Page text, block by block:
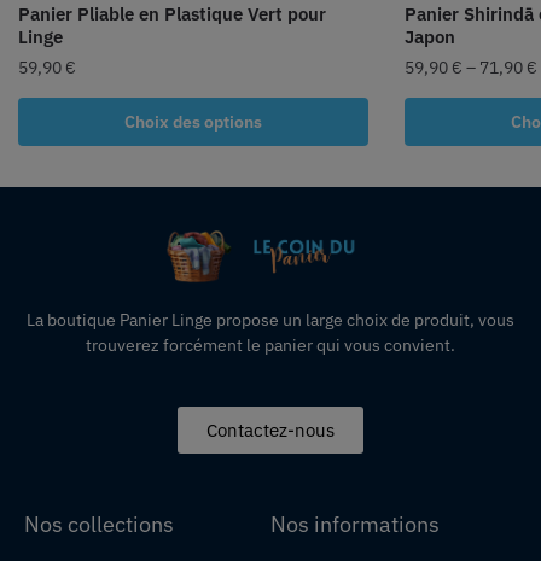
Panier Pliable en Plastique Vert pour
Linge
59,90 €
Choix des options
Panier Shirindā
Japon
59,90 € – 71,90 €
La boutique Panier Linge propose un large choix de produit, vous
trouverez forcément le panier qui vous convient.
Contactez-nous
Nos collections Nos informations